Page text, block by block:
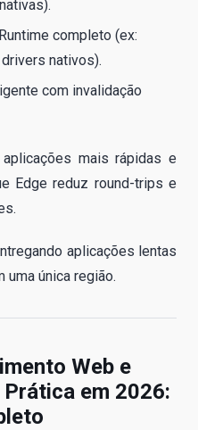
completo (ex:
nativos).
com invalidação
mais rápidas e
Edge reduz round-trips e
aplicações lentas
uma única região.
Web e
em 2026: